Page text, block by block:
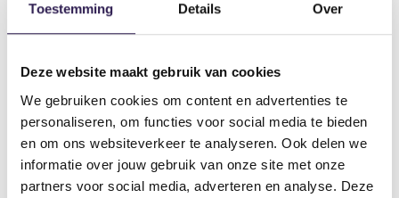
Toestemming Details Over
Deze website maakt gebruik van cookies
We gebruiken cookies om content en advertenties te
personaliseren, om functies voor social media te bieden
en om ons websiteverkeer te analyseren. Ook delen we
informatie over jouw gebruik van onze site met onze
partners voor social media, adverteren en analyse. Deze
Verschillende variaties van tricep dips
Er zijn verschillende variaties van tricep dips die je kunt
uitproberen om je training gevarieerder te maken en
verschillende delen van de triceps en andere spieren te
targeten. Hier zijn drie populaire variaties.